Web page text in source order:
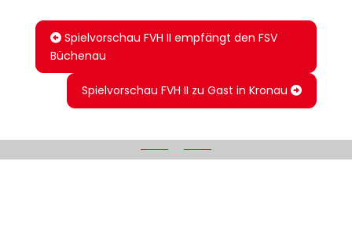
Spielvorschau FVH II empfängt den FSV
Büchenau
Spielvorschau FVH II zu Gast in Kronau